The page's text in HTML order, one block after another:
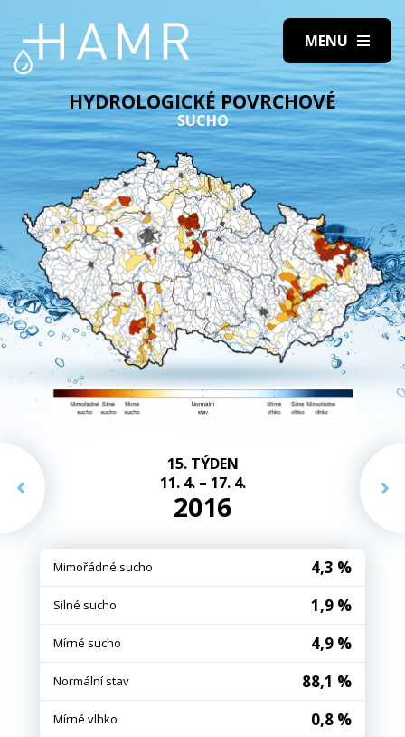
HYDROLOGICKÉ POVRCHOVÉ
SUCHO
15. TÝDEN
11. 4. – 17. 4.
2016
Mimořádné sucho 4,3 %
Silné sucho 1,9 %
Mírné sucho 4,9 %
Normální stav 88,1 %
Mírné vlhko 0,8 %